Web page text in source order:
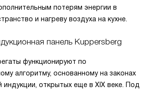
потерям энергии в
и нагреву воздуха на кухне.
панель Kuppersberg
функционируют по
алгоритму, основанному на законах
индукции, открытых еще в XIX веке. Под